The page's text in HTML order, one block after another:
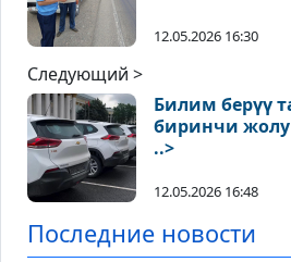
12.05.2026 16:30
Следующий >
Билим берүү
биринчи
..>
12.05.2026 16:48
Последние новости